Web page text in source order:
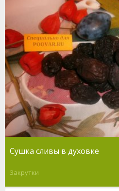
Сушка сливы в духовке
Закрутки